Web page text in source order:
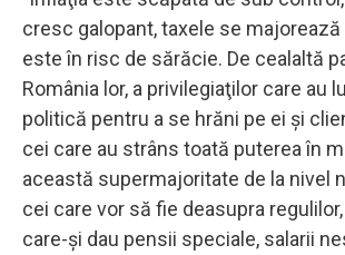
cresc galopant, taxele se majorează
este în risc de sărăcie. De cealaltă
România lor, a privilegiaţilor care au
politică pentru a se hrăni pe ei şi
cei care au strâns toată puterea în
această supermajoritate de la nivel
cei care vor să fie deasupra
care-şi dau pensii speciale, salarii